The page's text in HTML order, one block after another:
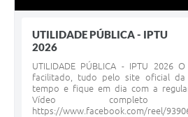
UTILIDADE PÚBLICA - IPTU
2026
UTILIDADE PÚBLICA - IPTU 2026
facilitado, tudo pelo site oficial da
tempo e fique em dia com a
Vídeo
https://www.facebook.com/reel/